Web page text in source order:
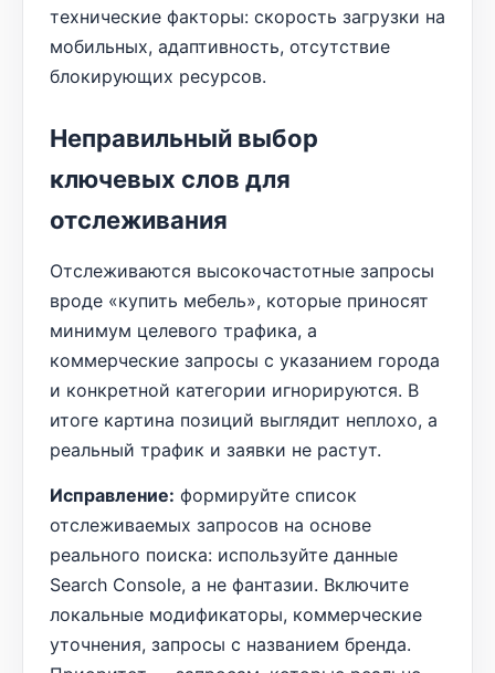
технические факторы: скорость загрузки на
мобильных, адаптивность, отсутствие
блокирующих ресурсов.
Неправильный выбор
ключевых слов для
отслеживания
Отслеживаются высокочастотные запросы
вроде «купить мебель», которые приносят
минимум целевого трафика, а
коммерческие запросы с указанием города
и конкретной категории игнорируются. В
итоге картина позиций выглядит неплохо, а
реальный трафик и заявки не растут.
Исправление: формируйте список
отслеживаемых запросов на основе
реального поиска: используйте данные
Search Console, а не фантазии. Включите
локальные модификаторы, коммерческие
уточнения, запросы с названием бренда.